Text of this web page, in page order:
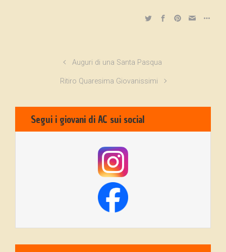
Auguri di una Santa Pasqua
Ritiro Quaresima Giovanissimi
Segui i giovani di AC sui social